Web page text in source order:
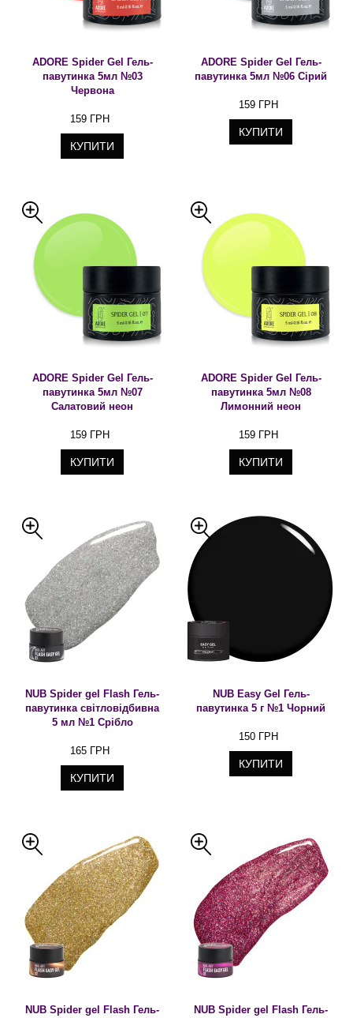
ADORE Spider Gel Гель-
павутинка 5мл №03
Червона
159 ГРН
КУПИТИ
ADORE Spider Gel Гель-
павутинка 5мл №06 Сірий
159 ГРН
КУПИТИ
ADORE Spider Gel Гель-
павутинка 5мл №07
Салатовий неон
159 ГРН
КУПИТИ
ADORE Spider Gel Гель-
павутинка 5мл №08
Лимонний неон
159 ГРН
КУПИТИ
NUB Spider gel Flash Гель-
павутинка світловідбивна
5 мл №1 Срібло
165 ГРН
КУПИТИ
NUB Easy Gel Гель-
павутинка 5 г №1 Чорний
150 ГРН
КУПИТИ
NUB Spider gel Flash Гель- NUB Spider gel Flash Гель-